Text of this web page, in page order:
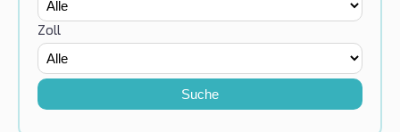
Zoll
Suche